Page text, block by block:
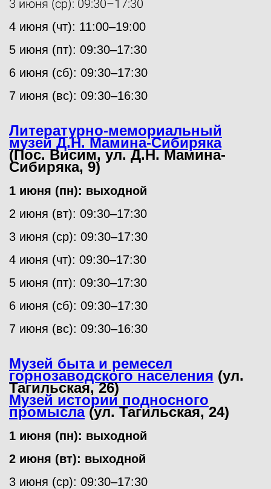
3 июня (ср): 09:30–17:30
4 июня (чт): 11:00–19:00
5 июня (пт): 09:30–17:30
6 июня (сб): 09:30–17:30
7 июня (вс): 09:30–16:30
Литературно-мемориальный
музей Д.Н. Мамина-Сибиряка
(Пос. Висим, ул. Д.Н. Мамина-
Сибиряка, 9)
1 июня (пн): выходной
2 июня (вт): 09:30–17:30
3 июня (ср): 09:30–17:30
4 июня (чт): 09:30–17:30
5 июня (пт): 09:30–17:30
6 июня (сб): 09:30–17:30
7 июня (вс): 09:30–16:30
Музей быта и ремесел
горнозаводского населения (ул.
Тагильская, 26)
Музей истории подносного
промысла(ул. Тагильская, 24)
1 июня (пн): выходной
2 июня (вт): выходной
3 июня (ср): 09:30–17:30